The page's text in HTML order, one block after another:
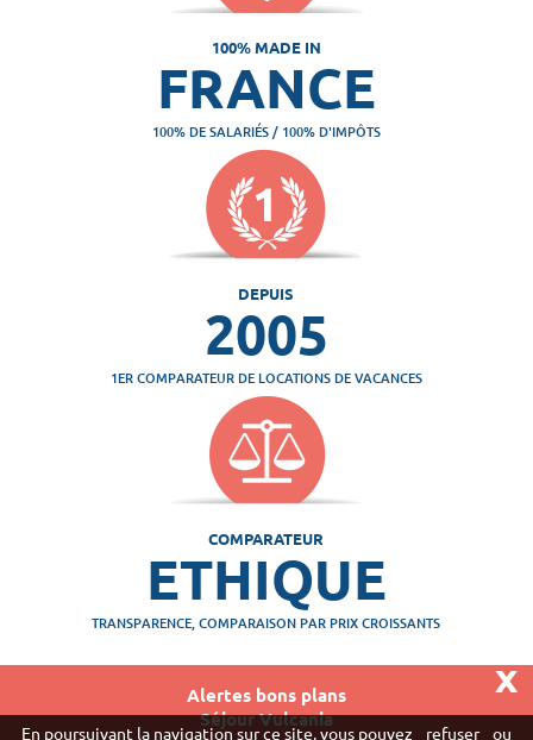
Alertes bons plans
Séjour Vulcania
x
100% MADE IN
FRANCE
100% DE SALARIÉS / 100% D'IMPÔTS
DEPUIS
2005
1ER COMPARATEUR DE LOCATIONS DE VACANCES
COMPARATEUR
ETHIQUE
TRANSPARENCE, COMPARAISON PAR PRIX CROISSANTS
Vivaweb SARL - RCS Créteil n°790 591 572
En poursuivant la navigation sur ce site, vous pouvez refuser ou